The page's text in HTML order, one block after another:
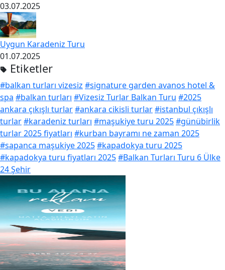
03.07.2025
Uygun Karadeniz Turu
01.07.2025
Etiketler
#balkan turları vizesiz #signature garden avanos hotel &
spa #balkan turları #Vizesiz Turlar Balkan Turu #2025
ankara çıkışlı turlar#ankara cikisli turlar#istanbul çıkışlı
turlar#karadeniz turları #maşukiye turu 2025#günübirlik
turlar 2025 fiyatları #kurban bayramı ne zaman 2025
#sapanca maşukiye 2025#kapadokya turu 2025
#kapadokya turu fiyatları 2025#Balkan Turları Turu 6 Ülke
24 Şehir